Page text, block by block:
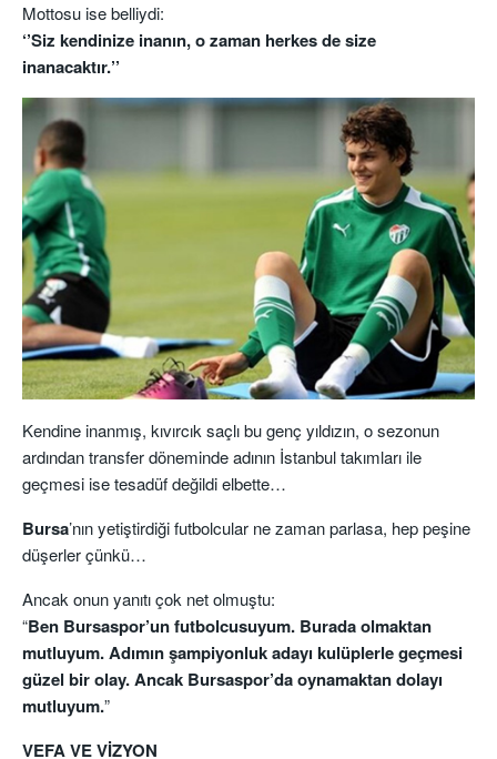
Mottosu ise belliydi:
‘’Siz kendinize inanın, o zaman herkes de size
inanacaktır.’’
Kendine inanmış, kıvırcık saçlı bu genç yıldızın, o sezonun
ardından transfer döneminde adının İstanbul takımları ile
geçmesi ise tesadüf değildi elbette…
Bursa’nın yetiştirdiği futbolcular ne zaman parlasa, hep peşine
düşerler çünkü…
Ancak onun yanıtı çok net olmuştu:
“Ben Bursaspor’un futbolcusuyum. Burada olmaktan
mutluyum. Adımın şampiyonluk adayı kulüplerle geçmesi
güzel bir olay. Ancak Bursaspor’da oynamaktan dolayı
mutluyum.”
VEFA VE VİZYON